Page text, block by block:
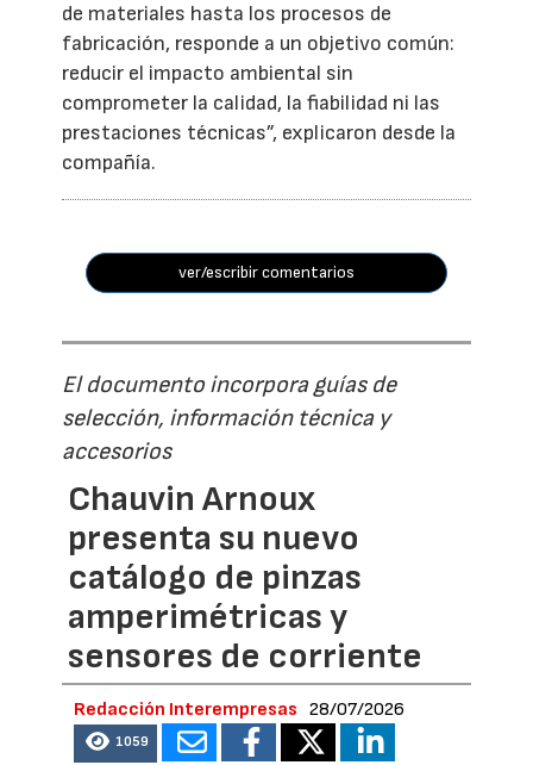
de materiales hasta los procesos de
fabricación, responde a un objetivo común:
reducir el impacto ambiental sin
comprometer la calidad, la fiabilidad ni las
prestaciones técnicas”, explicaron desde la
compañía.
ver/escribir comentarios
El documento incorpora guías de
selección, información técnica y
accesorios
Chauvin Arnoux
presenta su nuevo
catálogo de pinzas
amperimétricas y
sensores de corriente
Redacción Interempresas 28/07/2026
1059